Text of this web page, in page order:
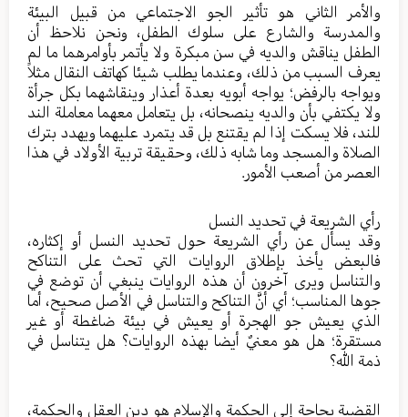
والأمر الثاني هو تأثير الجو الاجتماعي من قبيل البيئة
والمدرسة والشارع على سلوك الطفل، ونحن نلاحظ أن
الطفل يناقش والديه في سن مبكرة ولا يأتمر بأوامرهما ما لم
يعرف السبب من ذلك، وعندما يطلب شيئا كهاتف النقال مثلاً
ويواجه بالرفض؛ يواجه أبويه بعدة أعذار وينقاشهما بكل جرأة
ولا يكتفي بأن والديه ينصحانه، بل يتعامل معهما معاملة الند
للند، فلا يسكت إذا لم يقتنع بل قد يتمرد عليهما ويهدد بترك
الصلاة والمسجد وما شابه ذلك، وحقيقة تربية الأولاد في هذا
العصر من أصعب الأمور.
رأي الشريعة في تحديد النسل
وقد يسأل عن رأي الشريعة حول تحديد النسل أو إكثاره،
فالبعض يأخذ بإطلاق الروايات التي تحث على التناكح
والتناسل ويرى آخرون أن هذه الروايات ينبغي أن توضع في
جوها المناسب؛ أي أنَّ التناكح والتناسل في الأصل صحيح، أما
الذي يعيش جو الهجرة أو يعيش في بيئة ضاغطة أو غير
مستقرة؛ هل هو معنيٌ أيضا بهذه الروايات؟ هل يتناسل في
ذمة الله؟
القضية بحاجة إلى الحكمة والإسلام هو دين العقل والحكمة،